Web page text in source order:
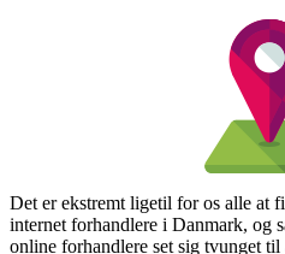
Det er ekstremt ligetil for os alle at
internet forhandlere i Danmark, og
online forhandlere set sig tvunget